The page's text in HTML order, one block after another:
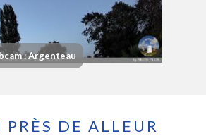
: Argenteau
PRÈS DE ALLEUR